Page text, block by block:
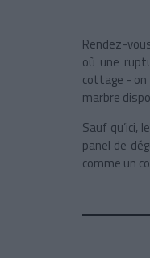
Rendez-
où une
cottage - on
marbre
Sauf qu’ici,
panel de
comme un